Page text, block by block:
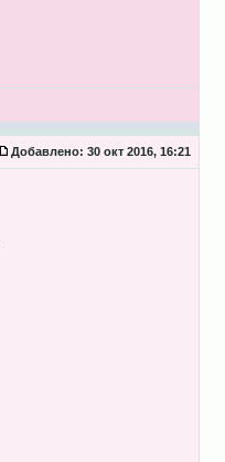
Добавлено: 30 окт 2016, 16:21